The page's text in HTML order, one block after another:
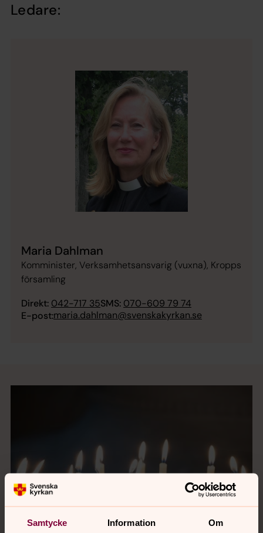
Samtycke Information Om
Ledare:
Maria Dahlman
Komminister, Verksamhetsansvarig (vuxna), Kropps
församling
Direkt: 042-717 35SMS: 070-609 79 74
E-post:maria.dahlman@svenskakyrkan.se